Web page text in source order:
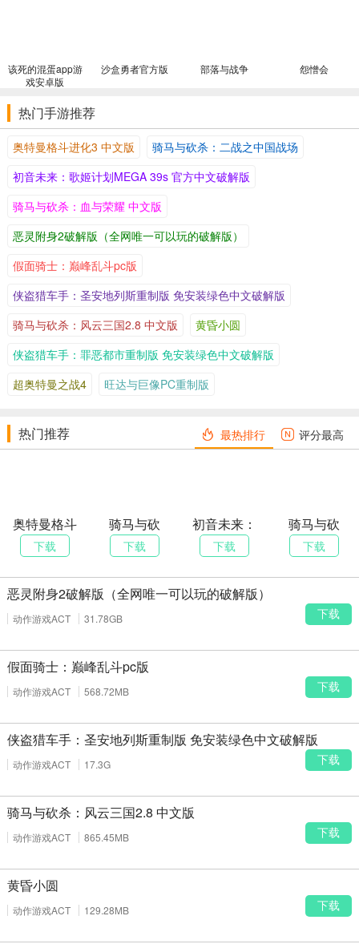
多结局分支设计
：最终"自杀任务"的存活率取决于队友忠诚度、飞船
升级与任务顺序，最多可达10种不同结局，重玩价值极高。
沉浸式科幻世界观
景的银河系，通过对话、文件与环境叙事展现，细节丰富，代入感极
强。
配置要求
配置项
最低配置
Windows XP SP3 / Vis
ta SP1 / Windows 7
处理器
Intel Core 2 Duo 1.8G
Hz / AMD Athlon 64 X
2 3800+
Intel Core 2 Quad 2.6
GHz / AMD Phenom II
内存
XP 1GB / Vista/Win7 2
NVIDIA GeForce 6800NVIDIA GeForce GTX
存储空间
15GB可用空间
22GB SSD可用空间
DirectX
9.0c（2008年8月版）
畅运行，推荐使用手柄提升操作体验，支持键盘自定义按键映射，汉
化版已适配宽屏显示。
下载游戏完整汉化包到本地磁盘，确保预留22GB可用空间。
右键点击压缩包，选择"解压到当前文件夹"，路径建议使用纯英文，
解压后运行"Setup.exe"，按照向导完成安装，默认安装路径为
C:\Program Files\Mass Effect 2。
安装完成后，运行"汉化补丁.exe"，选择安装目录，点击"安装"按钮
首次启动自动安装必要运行库（DirectX、Visual C++ 2008），请耐
心等待加载完成。
设置后重启游戏。
推荐使用手柄游玩，在设置中可调整瞄准灵敏度与按键布局，提升
战斗体验。
该死的混蛋app游
戏安卓版
沙盒勇者官方版 部落与战争 怨憎会
热门手游推荐
奥特曼格斗进化3 中文版
骑马与砍杀：二战之中国战场
初音未来：歌姬计划MEGA 39s 官方中文破解版
骑马与砍杀：血与荣耀 中文版
恶灵附身2破解版（全网唯一可以玩的破解版）
假面骑士：巅峰乱斗pc版
侠盗猎车手：圣安地列斯重制版 免安装绿色中文破解版
骑马与砍杀：风云三国2.8 中文版
黄昏小圆
侠盗猎车手：罪恶都市重制版 免安装绿色中文破解版
超奥特曼之战4
旺达与巨像PC重制版
热门推荐 最热排行 评分最高
奥特曼格斗
进化3 中文版
下载
骑马与砍
杀：二战之
中国战场
下载
初音未来：
歌姬计划
MEGA 39s
解版
下载
骑马与砍
杀：血与荣
耀 中文版
下载
恶灵附身2破解版（全网唯一可以玩的破解版）
动作游戏ACT 31.78GB 下载
假面骑士：巅峰乱斗pc版
动作游戏ACT 568.72MB 下载
侠盗猎车手：圣安地列斯重制版 免安装绿色中文破解版
动作游戏ACT 17.3G 下载
骑马与砍杀：风云三国2.8 中文版
动作游戏ACT 865.45MB 下载
黄昏小圆
动作游戏ACT 129.28MB 下载